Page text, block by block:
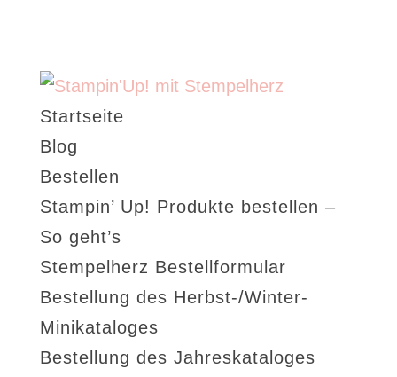
Startseite
Blog
Bestellen
Stampin’ Up! Produkte bestellen –
So geht’s
Stempelherz Bestellformular
Bestellung des Herbst-/Winter-
Minikataloges
Bestellung des Jahreskataloges